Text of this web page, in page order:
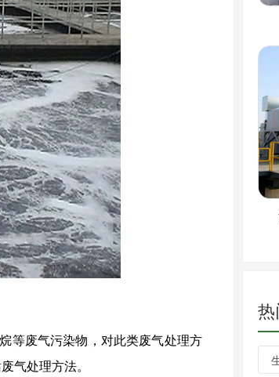
等废气污染物，对此类废气处理方
气处理方法。